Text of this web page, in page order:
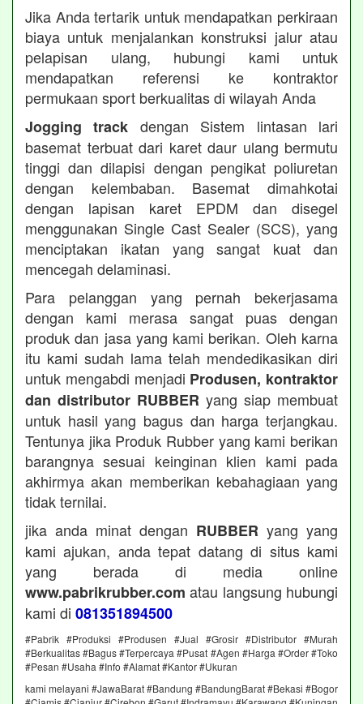
Jika Anda tertarik untuk mendapatkan perkiraan
biaya untuk menjalankan konstruksi jalur atau
pelapisan ulang, hubungi kami untuk
mendapatkan referensi ke kontraktor
permukaan sport berkualitas di wilayah Anda
Jogging track dengan Sistem lintasan lari
basemat terbuat dari karet daur ulang bermutu
tinggi dan dilapisi dengan pengikat poliuretan
dengan kelembaban. Basemat dimahkotai
dengan lapisan karet EPDM dan disegel
menggunakan Single Cast Sealer (SCS), yang
menciptakan ikatan yang sangat kuat dan
mencegah delaminasi.
Para pelanggan yang pernah bekerjasama
dengan kami merasa sangat puas dengan
produk dan jasa yang kami berikan. Oleh karna
itu kami sudah lama telah mendedikasikan diri
untuk mengabdi menjadi Produsen, kontraktor
dan distributor RUBBER yang siap membuat
untuk hasil yang bagus dan harga terjangkau.
Tentunya jika Produk Rubber yang kami berikan
barangnya sesuai keinginan klien kami pada
akhirmya akan memberikan kebahagiaan yang
tidak ternilai.
jika anda minat dengan RUBBER yang yang
kami ajukan, anda tepat datang di situs kami
yang berada di media online
www.pabrikrubber.com atau langsung hubungi
kami di 081351894500
#Pabrik #Produksi #Produsen #Jual #Grosir #Distributor #Murah
#Berkualitas #Bagus #Terpercaya #Pusat #Agen #Harga #Order #Toko
#Pesan #Usaha #Info #Alamat #Kantor #Ukuran
kami melayani #JawaBarat #Bandung #BandungBarat #Bekasi #Bogor